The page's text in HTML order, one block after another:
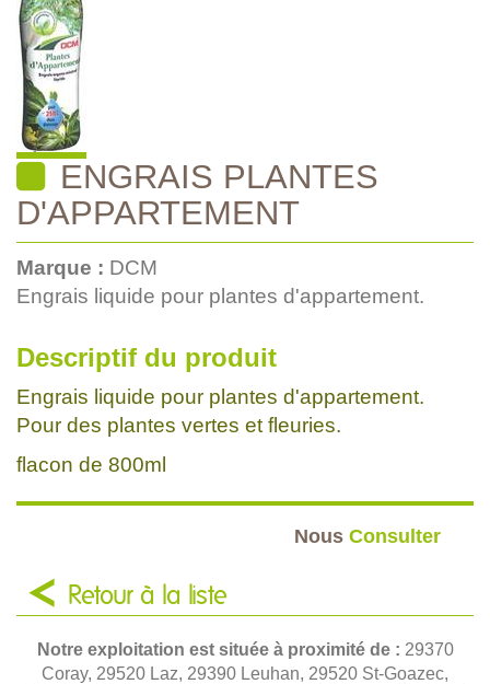
ENGRAIS PLANTES
D'APPARTEMENT
Marque : DCM
Engrais liquide pour plantes d'appartement.
Descriptif du produit
Engrais liquide pour plantes d'appartement.
Pour des plantes vertes et fleuries.
flacon de 800ml
Nous Consulter
Retour à la liste
Notre exploitation est située à proximité de : 29370
Coray, 29520 Laz, 29390 Leuhan, 29520 St-Goazec,